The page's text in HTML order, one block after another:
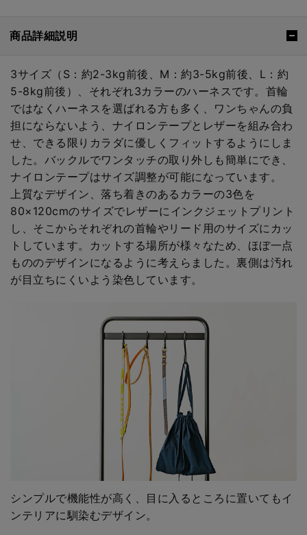
商品詳細説明
3サイズ（S：約2-3kg前後、M：約3-5kg前後、L：約
5-8kg前後）、それぞれ3カラーのハーネスです。首輪
ではなくハーネスを選ばれる方も多く、ワンちゃんの負
担にならないよう、ナイロンテープとレザーを組み合わ
せ、できる限りカラダに優しくフィットするようにしま
した。バックルでワンタッチの取り外しも簡単にでき、
ナイロンテープはサイズ調整が可能になっています。
上質なデザイン、落ち着きのあるカラーの3色を
80×120cmのサイズでレザーにインクジェットプリント
し、そこからそれぞれの首輪やリード用のサイズにカッ
トしています。カットする場所が様々なため、ほぼ一点
もののデザインになるように考えらました。裏側は汚れ
が目立ちにくいよう染色しています。
シンプルで機能性が高く、目に入るところに置いてもイ
ンテリアに馴染むデザイン。